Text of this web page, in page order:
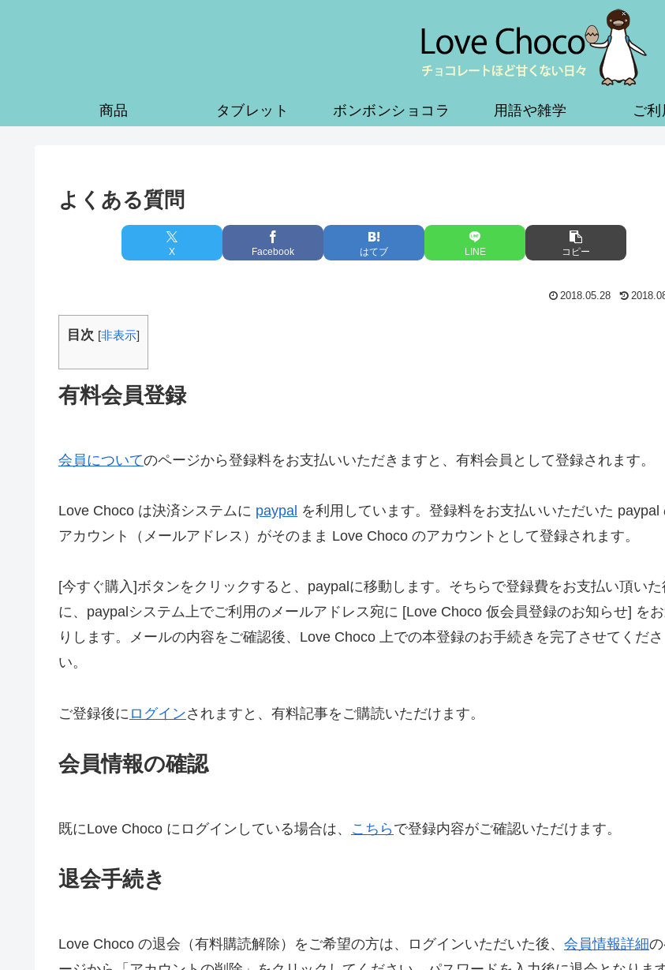
商品 タブレット ボンボンショコラ 用語や雑学 ご
よくある質問
X Facebook はてブ LINE コピー
2018.05.28
目次 [非表示]
有料会員登録
会員についてのページから登録料をお支払いいただきますと、有料会員として登録されます。
Love Choco は決済システムに paypal を利用しています。登録料をお支払いいただいた paypal
アカウント（メールアドレス）がそのまま Love Choco のアカウントとして登録されます。
[今すぐ購入]ボタンをクリックすると、paypalに移動します。そちらで登録費をお支払い頂いた
に、paypalシステム上でご利用のメールアドレス宛に [Love Choco 仮会員登録のお知らせ] を
りします。メールの内容をご確認後、Love Choco 上での本登録のお手続きを完了させてくださ
い。
ご登録後に ログインされますと、有料記事をご購読いただけます。
会員情報の確認
既にLove Choco にログインしている場合は、 こちら で登録内容がご確認いただけます。
退会手続き
Love Choco の退会（有料購読解除）をご希望の方は、ログインいただいた後、 会員情報詳細